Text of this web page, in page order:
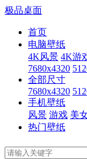
极品桌面
首页
电脑壁纸
4K风景 4K游
7680x4320
全部尺寸
7680x4320
手机壁纸
风景 游戏 美
热门壁纸